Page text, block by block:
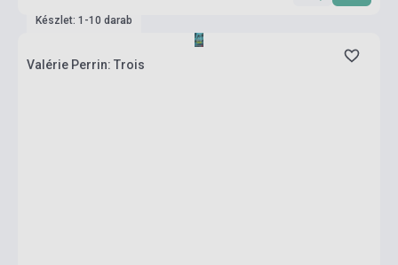
Készlet: 1-10 darab
Valérie Perrin: Trois